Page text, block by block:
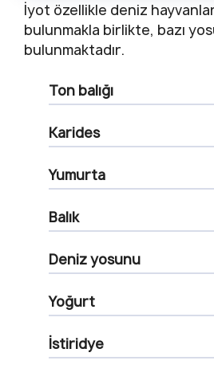
İyot özellikle deniz
bulunmakla birlikte, bazı
bulunmaktadır.
Ton balığı
Karides
Yumurta
Balık
Deniz yosunu
Yoğurt
İstiridye